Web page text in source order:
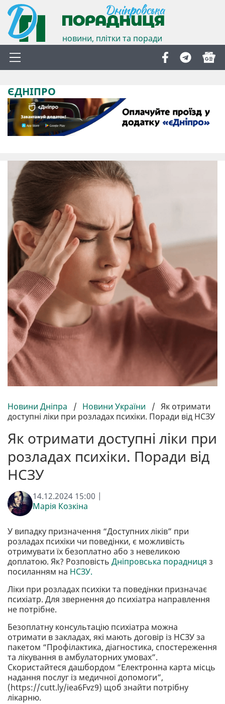
новини, плітки та поради
ЄДНІПРО
Новини Дніпра / Новини України / Як отримати
доступні ліки при розладах психіки. Поради від НСЗУ
Як отримати доступні ліки при
розладах психіки. Поради від
НСЗУ
14.12.2024 15:00 |
Марія Козкіна
У випадку призначення “Доступних ліків” при
розладах психіки чи поведінки, є можливість
отримувати їх безоплатно або з невеликою
доплатою. Як? Розповість Дніпровська порадниця з
посиланням на НСЗУ.
Ліки при розладах психіки та поведінки призначає
психіатр. Для звернення до психіатра направлення
не потрібне.
Безоплатну консультацію психіатра можна
отримати в закладах, які мають договір із НСЗУ за
пакетом “Профілактика, діагностика, спостереження
та лікування в амбулаторних умовах”.
Скористайтеся дашбордом “Електронна карта місць
надання послуг із медичної допомоги”,
(https://cutt.ly/iea6Fvz9) щоб знайти потрібну
лікарню.